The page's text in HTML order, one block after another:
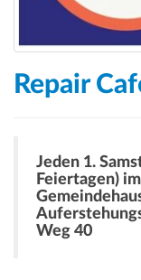
Repair
Jeden 1.
Feiertagen)
Weg 40